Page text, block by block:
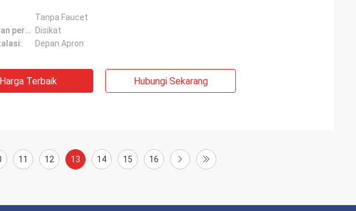
Tanpa Faucet
Pengobatan permukaan:
Disikat
Depan Apron
Harga Terbaik Hubungi Sekarang
11 12 13 14 15 16